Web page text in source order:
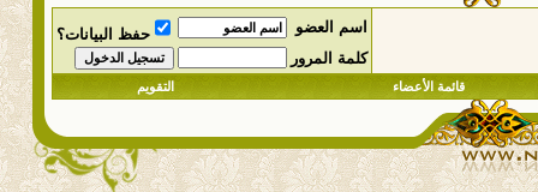
اسم العضو
حفظ البيانات؟
كلمة المرور
قائمة الأعضاء التقويم